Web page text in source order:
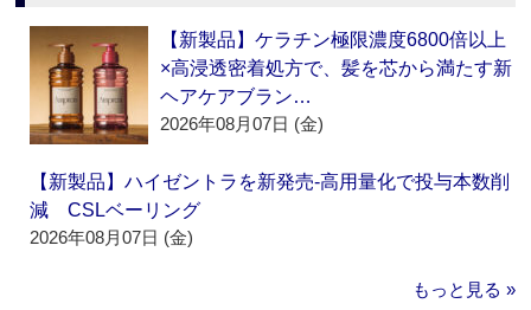
【新製品】ケラチン極限濃度6800倍以上
×高浸透密着処方で、髪を芯から満たす新
ヘアケアブラン…
2026年08月07日 (金)
【新製品】ハイゼントラを新発売‐高用量化で投与本数削
減 CSLベーリング
2026年08月07日 (金)
もっと見る »